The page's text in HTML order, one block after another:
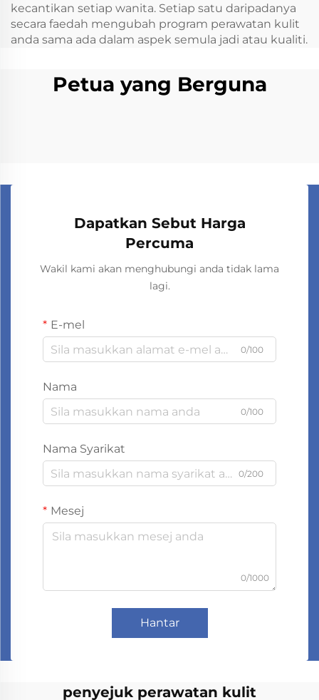
kecantikan setiap wanita. Setiap satu daripadanya
secara faedah mengubah program perawatan kulit
anda sama ada dalam aspek semula jadi atau kualiti.
Petua yang Berguna
Dapatkan Sebut Harga
Percuma
Wakil kami akan menghubungi anda tidak lama
lagi.
E-mel
0/100
Nama
0/100
Nama Syarikat
0/200
Mesej
0/1000
Hantar
penyejuk perawatan kulit